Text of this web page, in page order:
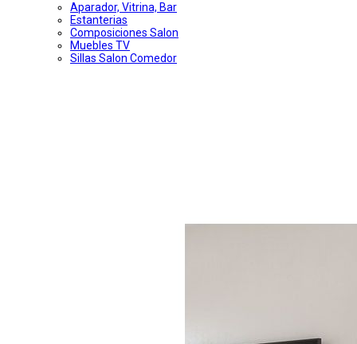
Aparador, Vitrina, Bar
Estanterias
Composiciones Salon
Muebles TV
Sillas Salon Comedor